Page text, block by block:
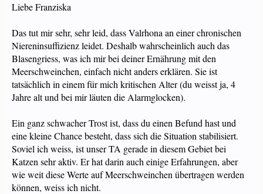
Liebe Franziska
Das tut mir sehr, sehr leid, dass Valrhona an einer chronischen
Niereninsuffizienz leidet. Deshalb wahrscheinlich auch das
Blasengriess, was ich mir bei deiner Ernährung mit den
Meerschweinchen, einfach nicht anders erklären. Sie ist
tatsächlich in einem für mich kritischen Alter (du weisst ja, 4
Jahre alt und bei mir läuten die Alarmglocken).
Ein ganz schwacher Trost ist, dass du einen Befund hast und
eine kleine Chance besteht, dass sich die Situation stabilisiert.
Soviel ich weiss, ist unser TA gerade in diesem Gebiet bei
Katzen sehr aktiv. Er hat darin auch einige Erfahrungen, aber
wie weit diese Werte auf Meerschweinchen übertragen werden
können, weiss ich nicht.